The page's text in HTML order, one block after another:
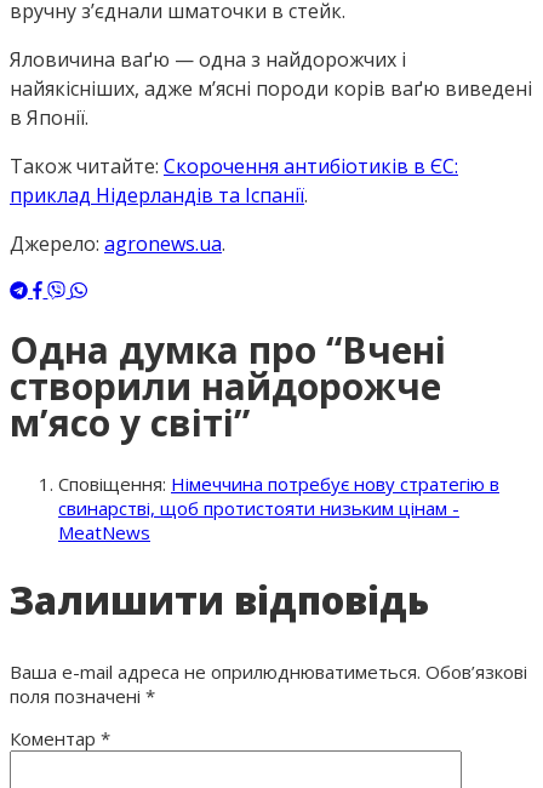
вручну з’єднали шматочки в стейк.
Яловичина ваґю — одна з найдорожчих і
найякісніших, адже м’ясні породи корів ваґю виведені
в Японії.
Також читайте: Скорочення антибіотиків в ЄС:
приклад Нідерландів та Іспанії.
Джерело: agronews.ua.
Одна думка про “Вчені
створили найдорожче
м’ясо у світі”
Сповіщення: Німеччина потребує нову стратегію в
свинарстві, щоб протистояти низьким цінам -
MeatNews
Залишити відповідь
Ваша e-mail адреса не оприлюднюватиметься. Обов’язкові
поля позначені *
Коментар *